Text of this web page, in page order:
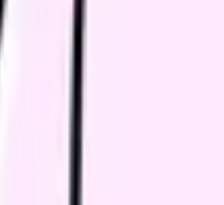
に共感したり、自分の状況を投稿で